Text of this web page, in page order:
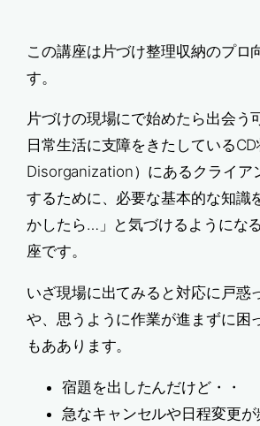
この講座は片づけ整理収納のプロ
す。
片づけの現場にで始めたら出会う
日常生活に支障をきたしている
Disorganization）にあるクライア
するために、必要な基本的な知識
かしたら…」と気づけるようにな
座です。
いざ現場に出てみると対応に戸惑
や、思うように作業が進まずに困
もああります。
宿題を出したんだけど・・
急なキャンセルや日程変更